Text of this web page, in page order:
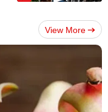
View More